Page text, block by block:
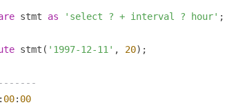
stmt as 'select ? + interval ? hour'
stmt( '1997-12-11' , 20);
: 00: 00